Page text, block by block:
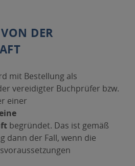
DER
mit Bestellung als
vereidigter Buchprüfer bzw.
einer
begründet. Das ist gemäß
dann der Fall, wenn die